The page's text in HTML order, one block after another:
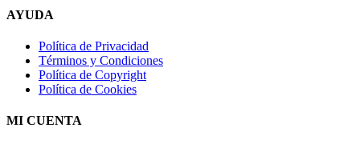
AYUDA
Política de Privacidad
Términos y Condiciones
Política de Copyright
Política de Cookies
MI CUENTA